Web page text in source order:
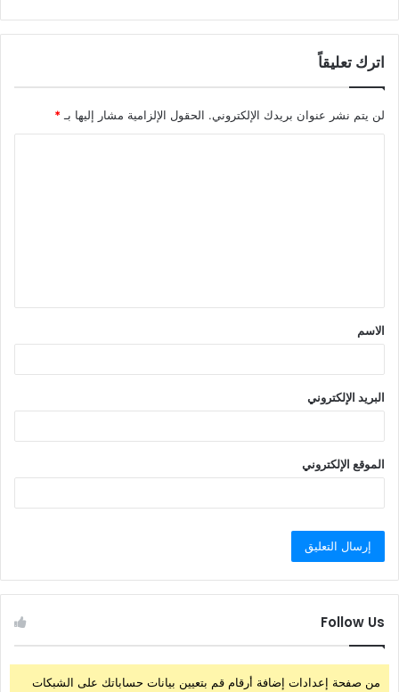
اترك تعليقاً
لن يتم نشر عنوان بريدك الإلكتروني. الحقول الإلزامية مشار إليها بـ *
ق
*
الاسم
البريد الإلكتروني
الموقع الإلكتروني
Follow Us
من صفحة إعدادات إضافة أرقام قم بتعيين بيانات حساباتك على الشبكات